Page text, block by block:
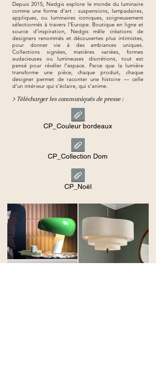
Depuis 2015, Nedgis explore le monde du luminaire
comme une forme d’art : suspensions, lampadaires,
appliques, ou luminaires iconiques, soigneusement
sélectionnés à travers l’Europe. Boutique en ligne et
source d’inspiration, Nedgis mêle créations de
designers renommés et découvertes plus intimistes,
pour donner vie à des ambiances uniques.
Collections signées, matières variées, formes
audacieuses ou lumineuses discrétions, tout est
pensé pour révéler l’espace. Parce que la lumière
transforme une pièce, chaque produit, chaque
designer permet de raconter une histoire — celle
d’un intérieur qui s’éclaire, qui s’anime.
> Télécharger les communiqués de presse :
CP_Couleur bordeaux
CP_Collection Dom
CP_Noël